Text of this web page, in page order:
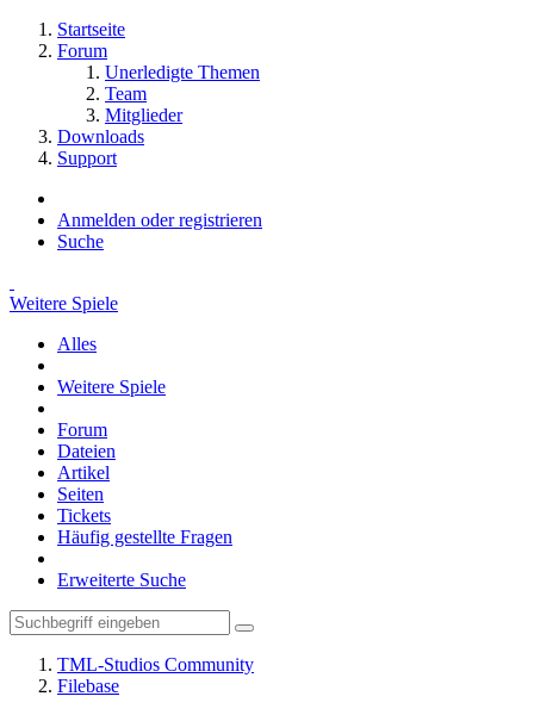
Startseite
Forum
Unerledigte Themen
Team
Mitglieder
Downloads
Support
Anmelden oder registrieren
Suche
Weitere Spiele
Alles
Weitere Spiele
Forum
Dateien
Artikel
Seiten
Tickets
Häufig gestellte Fragen
Erweiterte Suche
TML-Studios Community
Filebase